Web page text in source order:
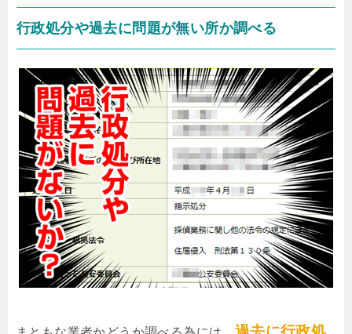
行政処分や過去に問題が無い所か調べる